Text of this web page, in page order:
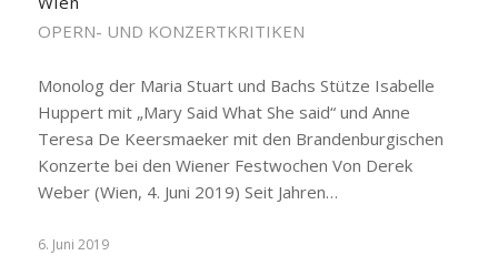
OPERN- UND KONZERTKRITIKEN
Monolog der Maria Stuart und Bachs Stütze Isabelle
Huppert mit „Mary Said What She said“ und Anne
Teresa De Keersmaeker mit den Brandenburgischen
Konzerte bei den Wiener Festwochen Von Derek
Weber (Wien, 4. Juni 2019) Seit Jahren…
6. Juni 2019